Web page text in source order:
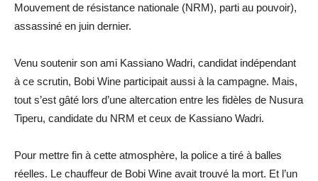
Mouvement de résistance nationale (NRM), parti au pouvoir),
assassiné en juin dernier.
Venu soutenir son ami Kassiano Wadri, candidat indépendant
à ce scrutin, Bobi Wine participait aussi à la campagne. Mais,
tout s’est gâté lors d’une altercation entre les fidèles de Nusura
Tiperu, candidate du NRM et ceux de Kassiano Wadri.
Pour mettre fin à cette atmosphère, la police a tiré à balles
réelles. Le chauffeur de Bobi Wine avait trouvé la mort. Et l’un